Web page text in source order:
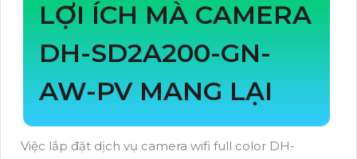
LỢI ÍCH MÀ CAMERA
DH-SD2A200-GN-
AW-PV MANG LẠI
Việc lắp đặt dịch vụ camera wifi full color DH-